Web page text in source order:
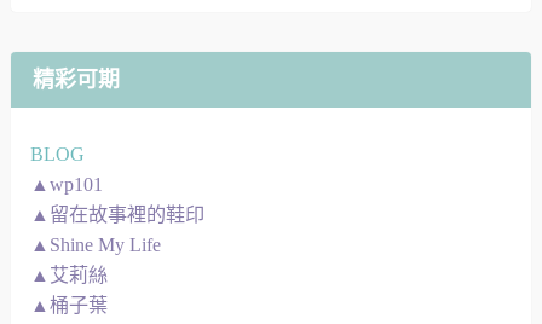
精彩可期
BLOG
▲wp101
▲留在故事裡的鞋印
▲Shine My Life
▲艾莉絲
▲桶子葉